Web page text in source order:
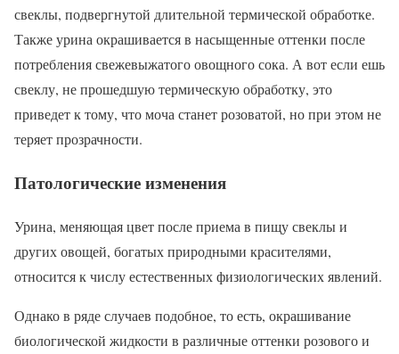
свеклы, подвергнутой длительной термической обработке.
Также урина окрашивается в насыщенные оттенки после
потребления свежевыжатого овощного сока. А вот если ешь
свеклу, не прошедшую термическую обработку, это
приведет к тому, что моча станет розоватой, но при этом не
теряет прозрачности.
Патологические изменения
Урина, меняющая цвет после приема в пищу свеклы и
других овощей, богатых природными красителями,
относится к числу естественных физиологических явлений.
Однако в ряде случаев подобное, то есть, окрашивание
биологической жидкости в различные оттенки розового и